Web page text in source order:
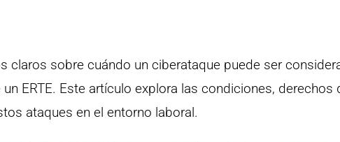
claros sobre cuándo un ciberataque puede ser
ERTE. Este artículo explora las condiciones, derechos
ataques en el entorno laboral.